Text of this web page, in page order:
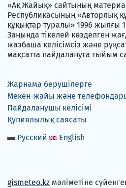
«Ақ Жайық» сайтының
Республикасының «Авторлық
құқықтар туралы» 1996
Заңында тікелей көзделген
жазбаша келісімсіз және
мақсатта пайдалануға тыйым
Жарнама берушілерге
Мекен-жайы және
Пайдаланушы келісімі
Құпиялылық саясаты
Русский
English
gismeteo.kz мәліметіне